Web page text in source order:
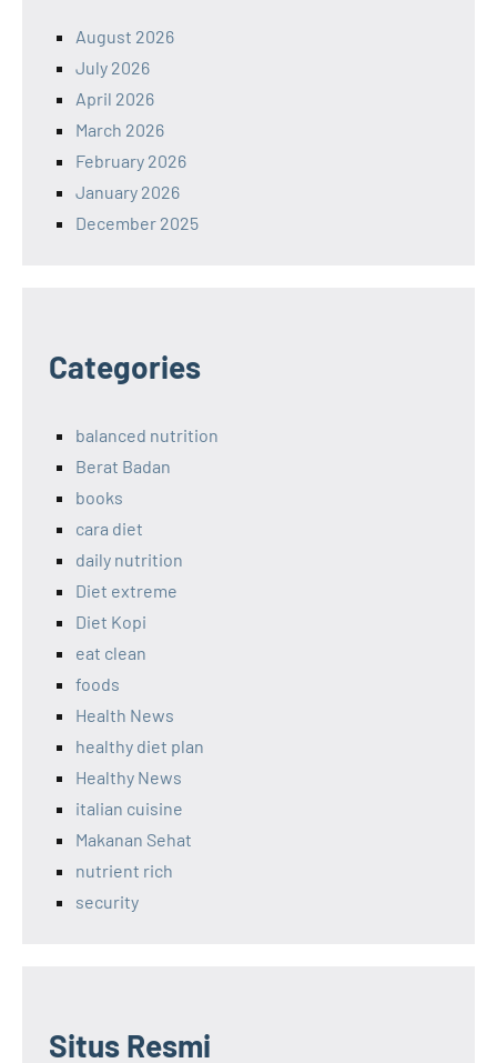
August 2026
July 2026
April 2026
March 2026
February 2026
January 2026
December 2025
Categories
balanced nutrition
Berat Badan
books
cara diet
daily nutrition
Diet extreme
Diet Kopi
eat clean
foods
Health News
healthy diet plan
Healthy News
italian cuisine
Makanan Sehat
nutrient rich
security
Situs Resmi